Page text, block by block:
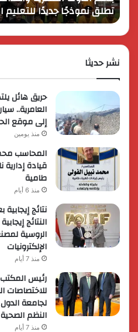
للتعليم
الفني
الزراعي
تطلق نموذجًا جديدًا للتعليم
نشر حديثا
حريق هائل
العامرية..
إلى موقع
منذ يومين
المحاسب
قيادة
طامية
منذ 6 أيام
نتائج
النتائج
الروسية
الإلكترونيات
منذ 7 أيام
رئيس
للاختصاصات
لجامعة الدول
النظم الصحية
منذ 7 أيام